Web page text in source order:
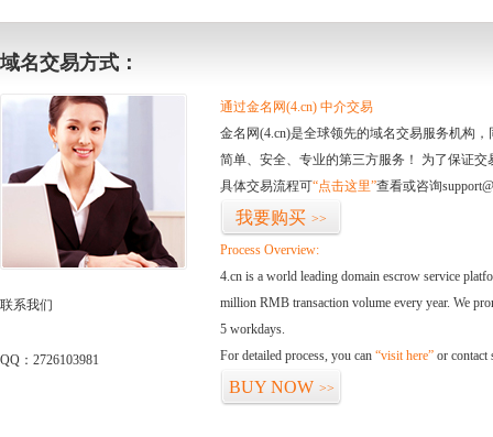
域名交易方式：
联系我们
QQ：2726103981
通过金名网(4.cn) 中介交易
金名网(4.cn)是全球领先的域名交易服务机构
简单、安全、专业的第三方服务！ 为了保证
具体交易流程可“点击这里”查看或咨询
我要购买 >>
Process Overview:
4.cn is a world leading domain escrow service
million RMB transaction volume every year. We
5 workdays.
For detailed process, you can “visit here” or contact
BUY NOW >>